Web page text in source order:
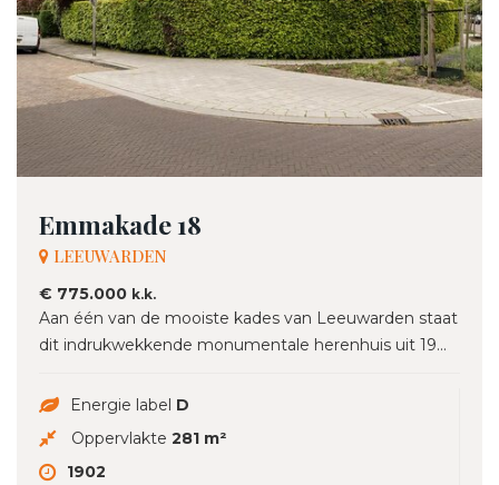
Emmakade 18
LEEUWARDEN
€ 775.000 k.k.
Aan één van de mooiste kades van Leeuwarden staat
dit indrukwekkende monumentale herenhuis uit 19...
Energie label D
Oppervlakte 281 m²
1902